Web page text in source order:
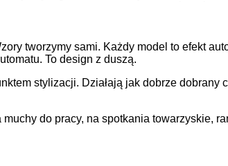
tworzymy sami. Każdy model to efekt
To design z duszą.
stylizacji. Działają jak dobrze
do pracy, na spotkania towarzyskie,